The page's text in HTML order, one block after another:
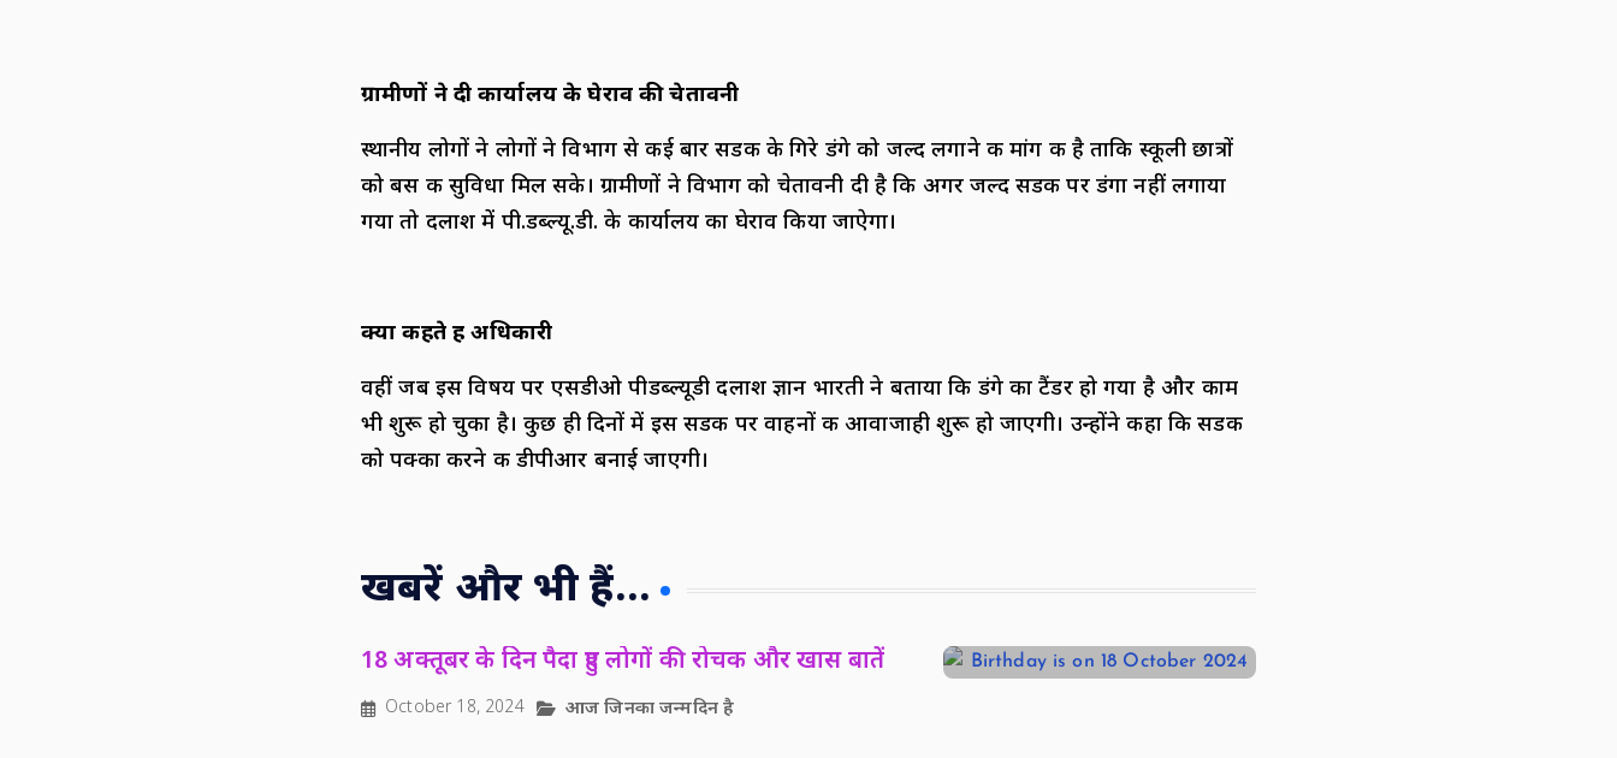
ग्रामीणों ने दी कार्यालय के घेराव की चेतावनी
स्थानीय लोगों ने लोगों ने विभाग से कई बार सडक के गिरे डंगे को जल्द लगाने की मांग की है ताकि स्कूली छात्रों
को बस की सुविधा मिल सके। ग्रामीणों ने विभाग को चेतावनी दी है कि अगर जल्द सडक पर डंगा नहीं लगाया
गया तो दलाश में पी.डब्ल्यू.डी. के कार्यालय का घेराव किया जाऐगा।
क्या कहते हैं अधिकारी
वहीं जब इस विषय पर एसडीओ पीडब्ल्यूडी दलाश ज्ञान भारती ने बताया कि डंगे का टैंडर हो गया है और काम
भी शुरू हो चुका है। कुछ ही दिनों में इस सडक पर वाहनों की आवाजाही शुरू हो जाएगी। उन्होंने कहा कि सडक
को पक्का करने की डीपीआर बनाई जाएगी।
खबरें और भी हैं...
18 अक्तूबर के दिन पैदा हुए लोगों की रोचक और खास बातें
October 18, 2024 आज जिनका जन्मदिन है